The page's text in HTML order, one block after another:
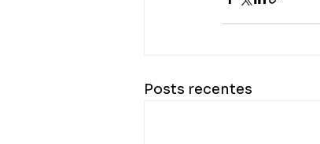
Posts recentes